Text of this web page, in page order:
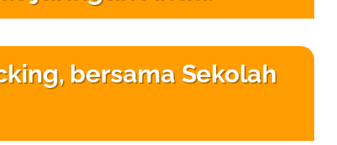
bersama Sekolah